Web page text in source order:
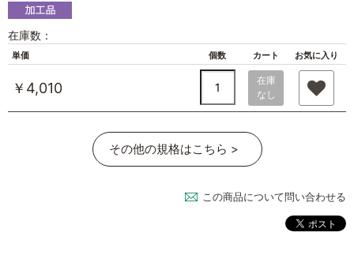
在庫数：
単価 個数 カート お気に入り
￥4,010
在庫
なし
その他の規格はこちら >
この商品について問い合わせる